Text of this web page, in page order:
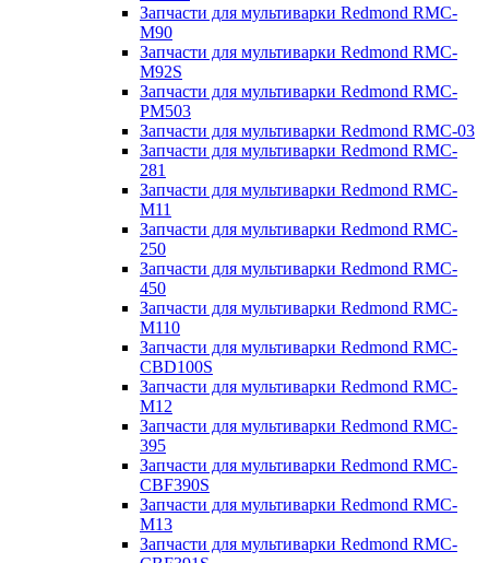
Запчасти для мультиварки Redmond RMC-
M90
Запчасти для мультиварки Redmond RMC-
M92S
Запчасти для мультиварки Redmond RMC-
PM503
Запчасти для мультиварки Redmond RMC-03
Запчасти для мультиварки Redmond RMC-
281
Запчасти для мультиварки Redmond RMC-
M11
Запчасти для мультиварки Redmond RMC-
250
Запчасти для мультиварки Redmond RMC-
450
Запчасти для мультиварки Redmond RMC-
M110
Запчасти для мультиварки Redmond RMC-
CBD100S
Запчасти для мультиварки Redmond RMC-
M12
Запчасти для мультиварки Redmond RMC-
395
Запчасти для мультиварки Redmond RMC-
CBF390S
Запчасти для мультиварки Redmond RMC-
M13
Запчасти для мультиварки Redmond RMC-